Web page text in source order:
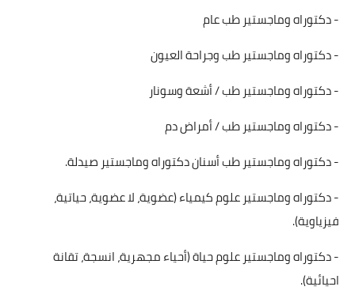
- دكتوراه وماجستير طب عام
- دكتوراه وماجستير طب وجراحة العيون
- دكتوراه وماجستير طب / أشعة وسونار
- دكتوراه وماجستير طب / أمراض دم
- دكتوراه وماجستير طب أسنان دكتوراه وماجستير صيدلة.
- دكتوراه وماجستير علوم كيمياء (عضوية، لا عضوية، حياتية،
فيزياوية).
- دكتوراه وماجستير علوم حياة (أحياء مجهرية، انسجة، تقانة
احيائية).